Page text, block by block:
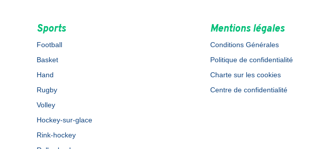
Sports
Football
Basket
Hand
Rugby
Volley
Hockey-sur-glace
Rink-hockey
Mentions légales
Conditions Générales
Politique de confidentialité
Charte sur les cookies
Centre de confidentialité